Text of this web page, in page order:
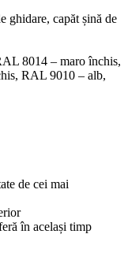
ghidare, capăt șină de
8014 – maro închis,
RAL 9010 – alb,
de cei mai
în același timp